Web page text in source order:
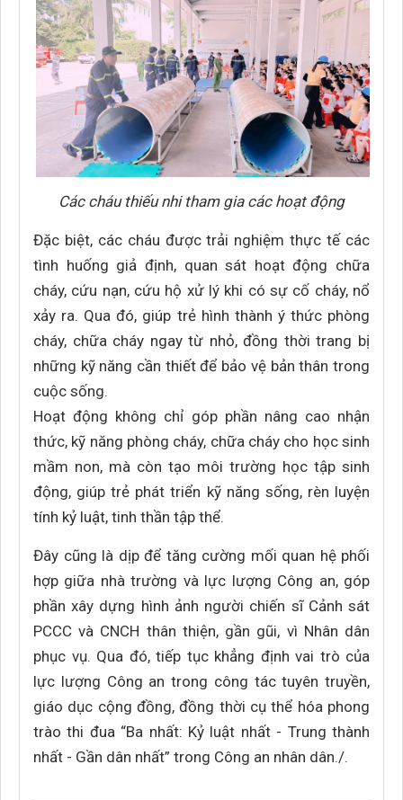
Các cháu thiếu nhi tham gia các hoạt động
Đặc biệt, các cháu được trải nghiệm thực tế các
tình huống giả định, quan sát hoạt động chữa
cháy, cứu nạn, cứu hộ xử lý khi có sự cố cháy, nổ
xảy ra. Qua đó, giúp trẻ hình thành ý thức phòng
cháy, chữa cháy ngay từ nhỏ, đồng thời trang bị
những kỹ năng cần thiết để bảo vệ bản thân trong
cuộc sống.
Hoạt động không chỉ góp phần nâng cao nhận
thức, kỹ năng phòng cháy, chữa cháy cho học sinh
mầm non, mà còn tạo môi trường học tập sinh
động, giúp trẻ phát triển kỹ năng sống, rèn luyện
tính kỷ luật, tinh thần tập thể.
Đây cũng là dịp để tăng cường mối quan hệ phối
hợp giữa nhà trường và lực lượng Công an, góp
phần xây dựng hình ảnh người chiến sĩ Cảnh sát
PCCC và CNCH thân thiện, gần gũi, vì Nhân dân
phục vụ. Qua đó, tiếp tục khẳng định vai trò của
lực lượng Công an trong công tác tuyên truyền,
giáo dục cộng đồng, đồng thời cụ thể hóa phong
trào thi đua “Ba nhất: Kỷ luật nhất - Trung thành
nhất - Gần dân nhất” trong Công an nhân dân./.